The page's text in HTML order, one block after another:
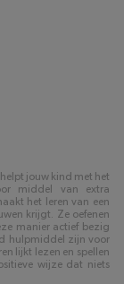
helpt jouw kind met het
middel van extra
het leren van een
krijgt. Ze oefenen
manier actief bezig
hulpmiddel zijn voor
lijkt lezen en spellen
wijze dat niets